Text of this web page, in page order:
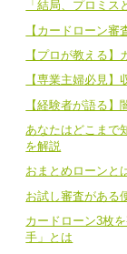
「結局、プロミス
【カードローン
【プロが教える
【専業主婦必見
【経験者が語る
あなたはどこまで
を解説
おまとめローンと
お試し審査がある
カードローン3枚
手」とは